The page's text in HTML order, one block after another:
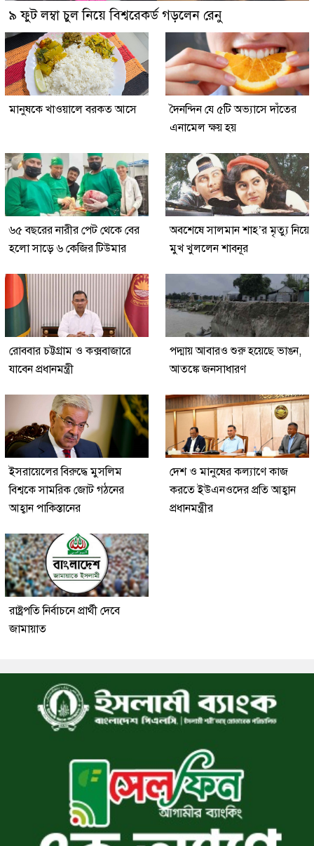
৯ ফুট লম্বা চুল নিয়ে বিশ্বরেকর্ড গড়লেন রেনু
মানুষকে খাওয়ালে বরকত আসে
দৈনন্দিন যে ৫টি অভ্যাসে দাঁতের
এনামেল ক্ষয় হয়
৬৫ বছরের নারীর পেট থেকে বের
হলো সাড়ে ৬ কেজির টিউমার
অবশেষে সালমান শাহ’র মৃত্যু নিয়ে
মুখ খুললেন শাবনূর
রোববার চট্টগ্রাম ও কক্সবাজারে
যাবেন প্রধানমন্ত্রী
পদ্মায় আবারও শুরু হয়েছে ভাঙন,
আতঙ্কে জনসাধারণ
ইসরায়েলের বিরুদ্ধে মুসলিম
বিশ্বকে সামরিক জোট গঠনের
আহ্বান পাকিস্তানের
দেশ ও মানুষের কল্যাণে কাজ
করতে ইউএনওদের প্রতি আহ্বান
প্রধানমন্ত্রীর
রাষ্ট্রপতি নির্বাচনে প্রার্থী দেবে
জামায়াত